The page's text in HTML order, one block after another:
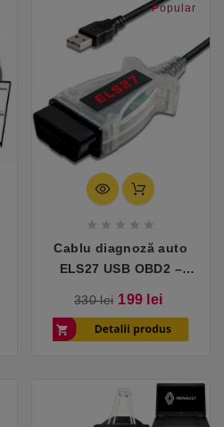
Popular
    
Cablu diagnoză auto
ELS27 USB OBD2 –
pentru Ford, Mazda,
Lincoln și Mercury
330 lei 199 lei
baza